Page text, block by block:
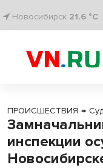
Новосибирск 21.6 °C
ПРОИСШЕСТВИЯ →
инспекции